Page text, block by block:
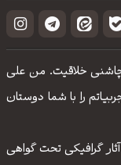
چاشنی خلاقیت. من علی
را با شما دوستان
گرافیکی تحت گواهی